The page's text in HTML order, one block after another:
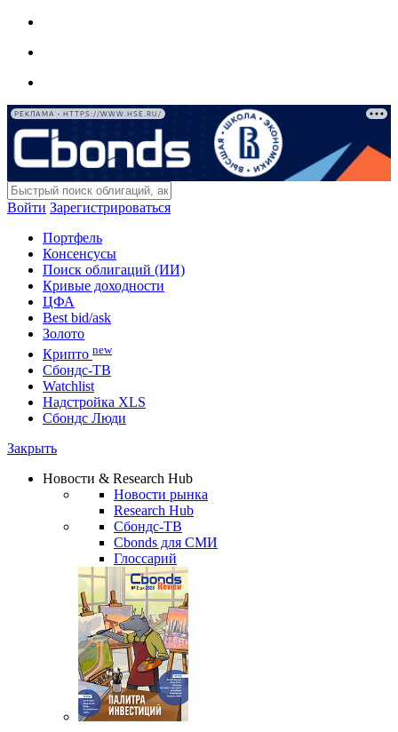
РЕКЛАМА • HTTPS://WWW.HSE.RU/
Войти Зарегистрироваться
Портфель
Консенсусы
Поиск облигаций (ИИ)
Кривые доходности
ЦФА
Best bid/ask
Золото
Крипто new
Сбондс-ТВ
Watchlist
Надстройка XLS
Сбондс Люди
Закрыть
Новости & Research Hub
Новости рынка
Research Hub
Сбондс-ТВ
Cbonds для СМИ
Глоссарий